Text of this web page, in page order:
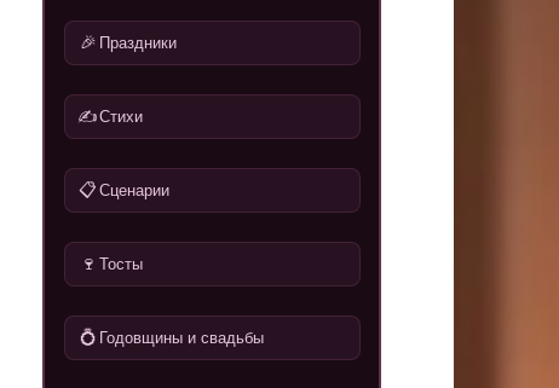
🎉 Праздники
✍️Стихи
📋 Сценарии
🍷 Тосты
💍 Годовщины и свадьбы